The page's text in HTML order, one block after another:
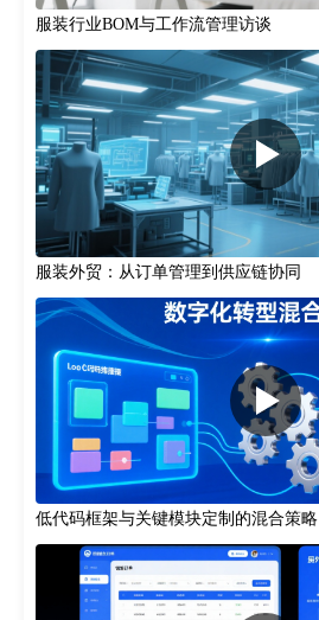
服装行业BOM与工作流管理访谈
服装外贸：从订单管理到供应链协同
低代码框架与关键模块定制的混合策略